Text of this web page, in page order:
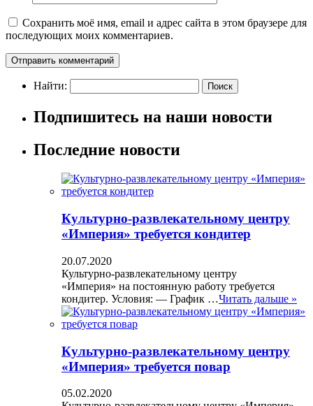
Сохранить моё имя, email и адрес сайта в этом браузере для
последующих моих комментариев.
Найти:
Подпишитесь на наши новости
Последние новости
Культурно-развлекательному центру
«Империя» требуется кондитер
20.07.2020
Культурно-развлекательному центру
«Империя» на постоянную работу требуется
кондитер. Условия: — График …Читать дальше »
Культурно-развлекательному центру
«Империя» требуется повар
05.02.2020